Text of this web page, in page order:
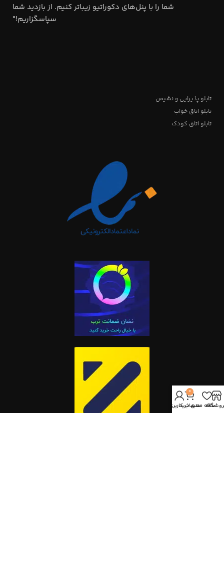
شما را با پنل‌های دکوراتیو زیباتر کنیم. از بازدید شما
سپاسگزاریم!"
تابلو پذیرایی و نشیمن
تابلو اتاق خواب
تابلو اتاق کودک
علاقه مندی
0
سبد خرید
حساب کاربری من